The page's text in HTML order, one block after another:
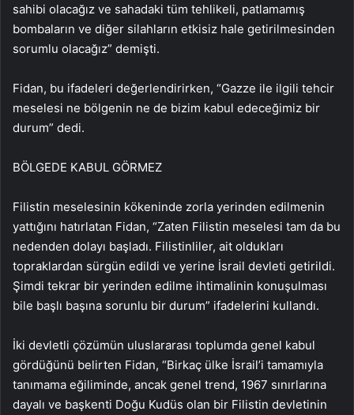
sahibi olacağız ve sahadaki tüm tehlikeli, patlamamış
bombaların ve diğer silahların etkisiz hale getirilmesinden
sorumlu olacağız” demişti.
Fidan, bu ifadeleri değerlendirirken, “Gazze ile ilgili tehcir
meselesi ne bölgenin ne de bizim kabul edeceğimiz bir
durum” dedi.
BÖLGEDE KABUL GÖRMEZ
Filistin meselesinin kökeninde zorla yerinden edilmenin
yattığını hatırlatan Fidan, “Zaten Filistin meselesi tam da bu
nedenden dolayı başladı. Filistinliler, ait oldukları
topraklardan sürgün edildi ve yerine İsrail devleti getirildi.
Şimdi tekrar bir yerinden edilme ihtimalinin konuşulması
bile başlı başına sorunlu bir durum” ifadelerini kullandı.
İki devletli çözümün uluslararası toplumda genel kabul
gördüğünü belirten Fidan, “Birkaç ülke İsrail’i tamamıyla
tanımama eğiliminde, ancak genel trend, 1967 sınırlarına
dayalı ve başkenti Doğu Kudüs olan bir Filistin devletinin